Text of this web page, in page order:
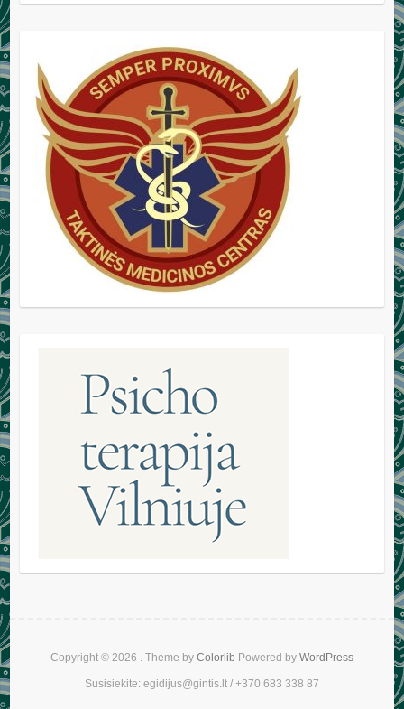
Copyright © 2026 . Theme by Colorlib Powered by WordPress
Susisiekite: egidijus@gintis.lt / +370 683 338 87